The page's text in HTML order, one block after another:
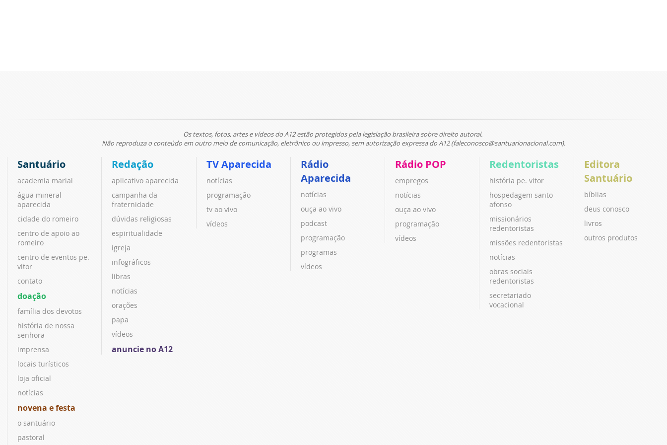
Os textos, fotos, artes e vídeos do A12 estão protegidos pela legislação brasileira sobre direito autoral.
Não reproduza o conteúdo em outro meio de comunicação, eletrônico ou impresso, sem autorização expressa do A12 (faleconosco@santuarionacional.com).
Santuário
academia marial
água mineral
aparecida
cidade do romeiro
centro de apoio ao
romeiro
centro de eventos pe.
vitor
contato
doação
família dos devotos
história de nossa
senhora
imprensa
locais turísticos
loja oficial
notícias
novena e festa
o santuário
pastoral
Redação
aplicativo aparecida
campanha da
fraternidade
dúvidas religiosas
espiritualidade
igreja
infográficos
libras
notícias
orações
papa
vídeos
anuncie no A12
TV Aparecida
notícias
programação
tv ao vivo
vídeos
Rádio
Aparecida
notícias
ouça ao vivo
podcast
programação
programas
vídeos
Rádio POP
empregos
notícias
ouça ao vivo
programação
vídeos
Redentoristas
história pe. vitor
hospedagem santo
afonso
missionários
redentoristas
missões redentoristas
notícias
obras sociais
redentoristas
secretariado
vocacional
Editora
Santuário
bíblias
deus conosco
livros
outros produtos